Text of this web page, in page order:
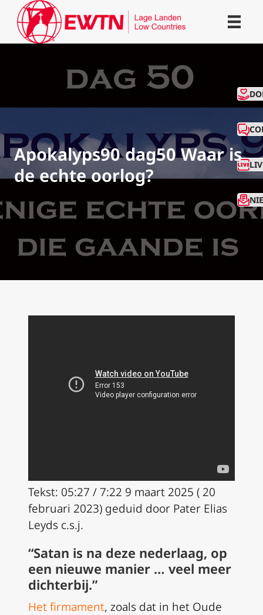
Apokalyps90 dag50 Waar is
de echte oorlog?
Tekst: 05:27 / 7:22 9 maart 2025 ( 20
februari 2023) geduid door Pater Elias
Leyds c.s.j.
“Satan is na deze nederlaag, op
een nieuwe manier … veel meer
dichterbij.”
Het firmament, zoals dat in het Oude